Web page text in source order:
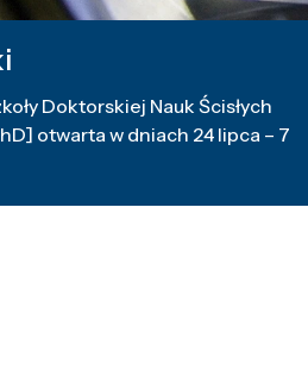
Doktorskiej Nauk Ścisłych
otwarta w dniach 24 lipca – 7